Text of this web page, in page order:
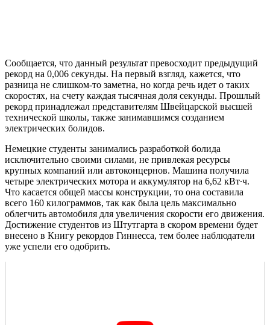
Сообщается, что данный результат превосходит предыдущий
рекорд на 0,006 секунды. На первый взгляд, кажется, что
разница не слишком-то заметна, но когда речь идет о таких
скоростях, на счету каждая тысячная доля секунды. Прошлый
рекорд принадлежал представителям Швейцарской высшей
технической школы, также занимавшимся созданием
электрических болидов.
Немецкие студенты занимались разработкой болида
исключительно своими силами, не привлекая ресурсы
крупных компаний или автоконцернов. Машина получила
четыре электрических мотора и аккумулятор на 6,62 кВт∙ч.
Что касается общей массы конструкции, то она составила
всего 160 килограммов, так как была цель максимально
облегчить автомобиля для увеличения скорости его движения.
Достижение студентов из Штутгарта в скором времени будет
внесено в Книгу рекордов Гиннесса, тем более наблюдатели
уже успели его одобрить.